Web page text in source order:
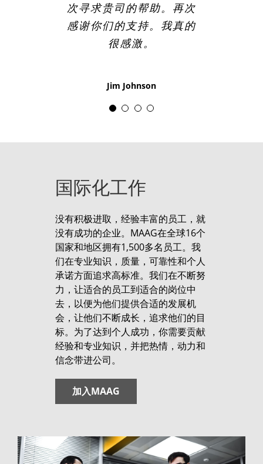
次寻求贵司的帮助。再次
感谢你们的支持。我真的
很感激。
Jim Johnson
设备还是对现有生产线进
行现代化改造，GALA会
参与其中。公司现有多种
获得的客户支持、可靠性
Bob Anthony O'Neil Color and Compounding Plant
Phil Kluetz Profol Maintenance Manager
国际化工作
没有积极进取，经验丰富的员工，就
没有成功的企业。MAAG在全球16个
国家和地区拥有1,500多名员工。我
们在专业知识，质量，可靠性和个人
承诺方面追求高标准。我们在不断努
力，让适合的员工到适合的岗位中
去，以便为他们提供合适的发展机
会，让他们不断成长，追求他们的目
标。为了达到个人成功，你需要贡献
经验和专业知识，并把热情，动力和
信念带进公司。
加入MAAG